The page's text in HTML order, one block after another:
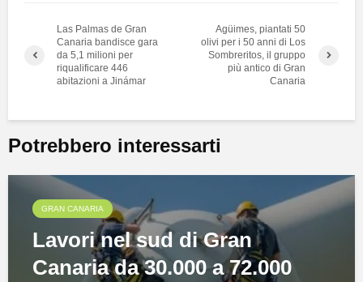
Las Palmas de Gran
Canaria bandisce gara
da 5,1 milioni per
riqualificare 446
abitazioni a Jinámar
Agüimes, piantati 50
olivi per i 50 anni di Los
Sombreritos, il gruppo
più antico di Gran
Canaria
Potrebbero interessarti
GRAN CANARIA
Lavori nel sud di Gran
Canaria da 30.000 a 72.000